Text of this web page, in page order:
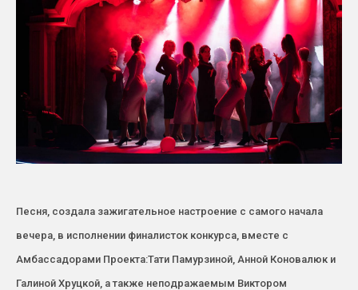
Песня, создала зажигательное настроение с самого начала
вечера, в исполнении финалисток конкурса, вместе с
Амбассадорами Проекта:Тати Памурзиной, Анной Коновалюк и
Галиной Хруцкой, а также неподражаемым Виктором